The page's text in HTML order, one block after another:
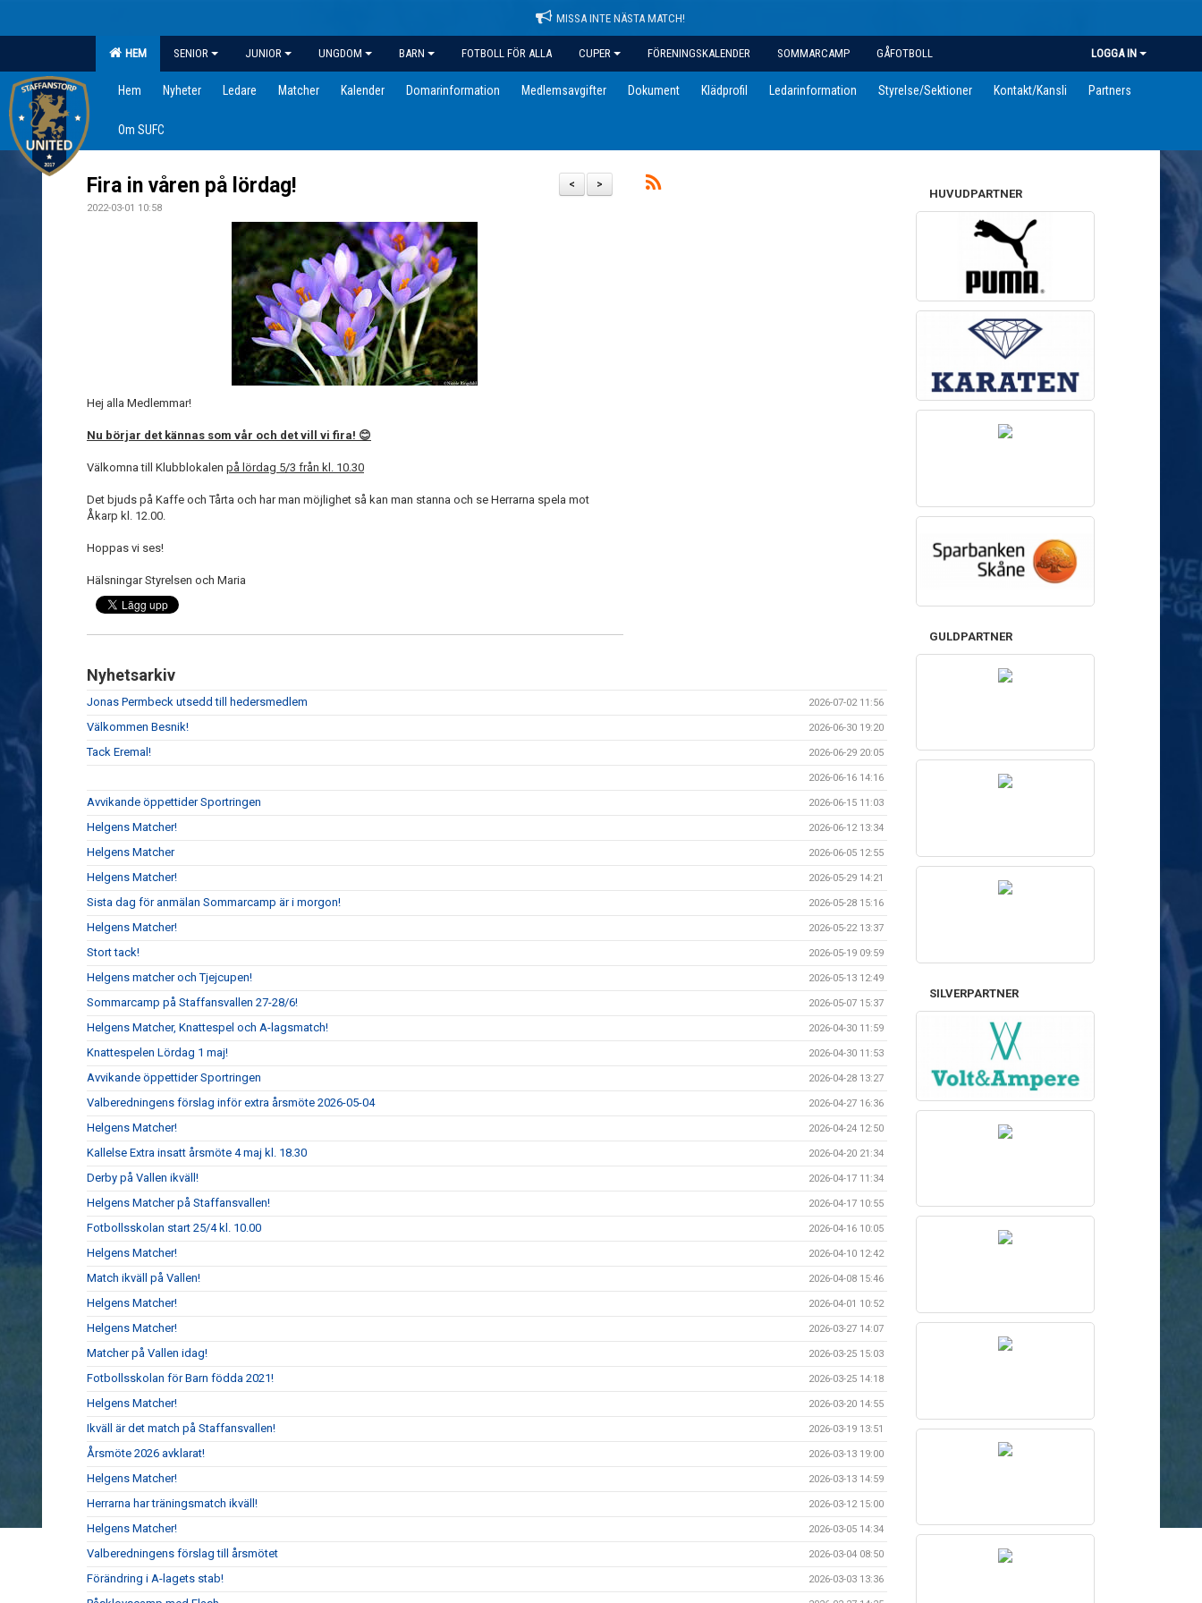
MISSA INTE NÄSTA MATCH!
HEM SENIOR JUNIOR UNGDOM BARN FOTBOLL FÖR ALLA CUPER FÖRENINGSKALENDER SOMMARCAMP GÅFOTBOLL LOGGA IN
Hem Nyheter Ledare Matcher Kalender Domarinformation Medlemsavgifter Dokument Klädprofil Ledarinformation Styrelse/Sektioner Kontakt/Kansli Partners
Om SUFC
>
<
Fira in våren på lördag!
2022-03-01 10:58
Hej alla Medlemmar!
Nu börjar det kännas som vår och det vill vi fira! 😊
Välkomna till Klubblokalen på lördag 5/3 från kl. 10.30
Det bjuds på Kaffe och Tårta och har man möjlighet så kan man stanna och se Herrarna spela mot
Åkarp kl. 12.00.
Hoppas vi ses!
Hälsningar Styrelsen och Maria
Nyhetsarkiv
Jonas Permbeck utsedd till hedersmedlem 2026-07-02 11:56
Välkommen Besnik! 2026-06-30 19:20
Tack Eremal! 2026-06-29 20:05
2026-06-16 14:16
Avvikande öppettider Sportringen 2026-06-15 11:03
Helgens Matcher! 2026-06-12 13:34
Helgens Matcher 2026-06-05 12:55
Helgens Matcher! 2026-05-29 14:21
Sista dag för anmälan Sommarcamp är i morgon! 2026-05-28 15:16
Helgens Matcher! 2026-05-22 13:37
Stort tack! 2026-05-19 09:59
Helgens matcher och Tjejcupen! 2026-05-13 12:49
Sommarcamp på Staffansvallen 27-28/6! 2026-05-07 15:37
Helgens Matcher, Knattespel och A-lagsmatch! 2026-04-30 11:59
Knattespelen Lördag 1 maj! 2026-04-30 11:53
Avvikande öppettider Sportringen 2026-04-28 13:27
Valberedningens förslag inför extra årsmöte 2026-05-04 2026-04-27 16:36
Helgens Matcher! 2026-04-24 12:50
Kallelse Extra insatt årsmöte 4 maj kl. 18.30 2026-04-20 21:34
Derby på Vallen ikväll! 2026-04-17 11:34
Helgens Matcher på Staffansvallen! 2026-04-17 10:55
Fotbollsskolan start 25/4 kl. 10.00 2026-04-16 10:05
Helgens Matcher! 2026-04-10 12:42
Match ikväll på Vallen! 2026-04-08 15:46
Helgens Matcher! 2026-04-01 10:52
Helgens Matcher! 2026-03-27 14:07
Matcher på Vallen idag! 2026-03-25 15:03
Fotbollsskolan för Barn födda 2021! 2026-03-25 14:18
Helgens Matcher! 2026-03-20 14:55
Ikväll är det match på Staffansvallen! 2026-03-19 13:51
Årsmöte 2026 avklarat! 2026-03-13 19:00
Helgens Matcher! 2026-03-13 14:59
Herrarna har träningsmatch ikväll! 2026-03-12 15:00
Helgens Matcher! 2026-03-05 14:34
Valberedningens förslag till årsmötet 2026-03-04 08:50
Förändring i A-lagets stab! 2026-03-03 13:36
HUVUDPARTNER
GULDPARTNER
SILVERPARTNER